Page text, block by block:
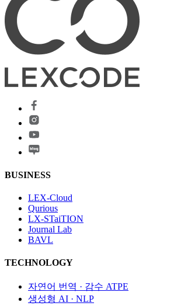
BUSINESS
LEX-Cloud
Qurious
LX-STaiTION
Journal Lab
BAVL
TECHNOLOGY
자연어 번역 · 감수​ ATPE
생성형 AI · NLP